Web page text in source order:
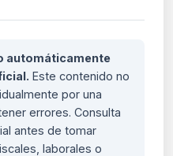
automáticamente
Este contenido no
por una
errores. Consulta
antes de tomar
laborales o